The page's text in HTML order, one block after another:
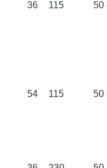
36 115 50
54 115 50